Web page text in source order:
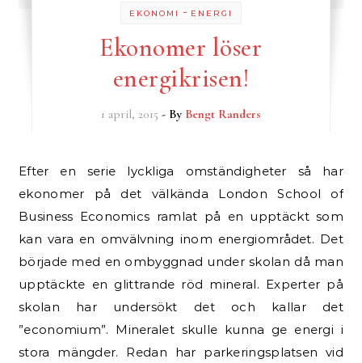
EKONOMI - ENERGI
Ekonomer löser
energikrisen!
1 april, 2015 - By Bengt Randers
Efter en serie lyckliga omständigheter så har
ekonomer på det välkända London School of
Business Economics ramlat på en upptäckt som
kan vara en omvälvning inom energiområdet. Det
började med en ombyggnad under skolan då man
upptäckte en glittrande röd mineral. Experter på
skolan har undersökt det och kallar det
”economium”. Mineralet skulle kunna ge energi i
stora mängder. Redan har parkeringsplatsen vid